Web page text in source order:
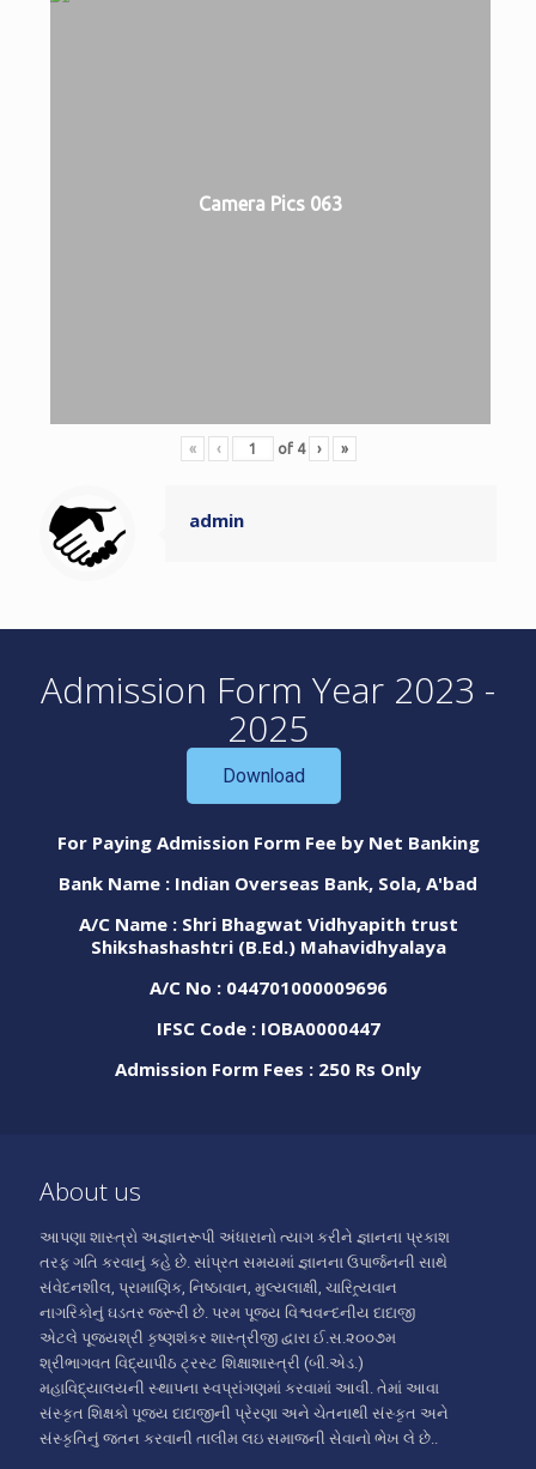
Camera Pics 063
« ‹ of 4 › »
admin
Admission Form Year 2023 -
2025
Download
For Paying Admission Form Fee by Net Banking
Bank Name : Indian Overseas Bank, Sola, A'bad
A/C Name : Shri Bhagwat Vidhyapith trust
Shikshashashtri (B.Ed.) Mahavidhyalaya
A/C No : 044701000009696
IFSC Code : IOBA0000447
Admission Form Fees : 250 Rs Only
About us
આપણા શાસ્ત્રો અજ્ઞાનરૂપી અંધારાનો ત્યાગ કરીને જ્ઞાનના પ્રકાશ
તરફ ગતિ કરવાનું કહે છે. સાંપ્રત સમયમાં જ્ઞાનના ઉપાર્જનની સાથે
સંવેદનશીલ, પ્રામાણિક, નિષ્ઠાવાન, મુલ્યલાક્ષી, ચારિત્ર્યવાન
નાગરિકોનું ઘડતર જરૂરી છે. પરમ પૂજ્ય વિશ્વવન્દનીય દાદાજી
એટલે પૂજ્યશ્રી કૃષ્ણશંકર શાસ્ત્રીજી દ્વારા ઈ.સ.૨૦૦૭મ
શ્રીભાગવત વિદ્યાપીઠ ટ્રસ્ટ શિક્ષાશાસ્ત્રી (બી.એડ.)
મહાવિદ્યાલયની સ્થાપના સ્વપ્રાંગણમાં કરવામાં આવી. તેમાં આવા
સંસ્કૃત શિક્ષકો પૂજ્ય દાદાજીની પ્રેરણા અને ચેતનાથી સંસ્કૃત અને
સંસ્કૃતિનું જતન કરવાની તાલીમ લઇ સમાજની સેવાનો ભેખ લે છે..